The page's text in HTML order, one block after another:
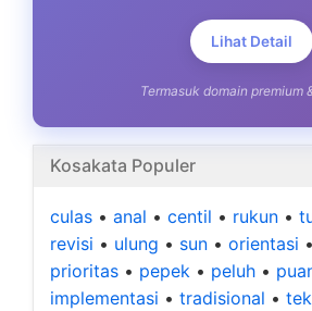
Lihat Detail
Termasuk domain premium
Kosakata Populer
culas • anal • centil • rukun •
revisi • ulung • sun • orientasi •
prioritas • pepek • peluh •
implementasi • tradisional •